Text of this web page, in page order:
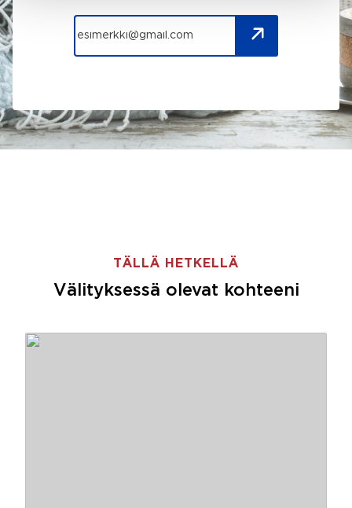
TÄLLÄ HETKELLÄ
Välityksessä olevat kohteeni